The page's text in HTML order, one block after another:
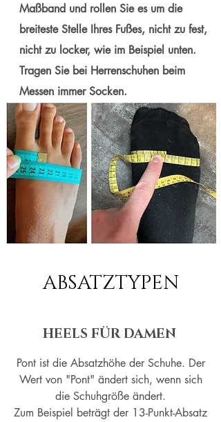
Maßband und rollen Sie es um die
breiteste Stelle Ihres Fußes, nicht zu fest,
nicht zu locker, wie im Beispiel unten.
Tragen Sie bei Herrenschuhen beim
Messen immer Socken.
ABSATZTYPEN
HEELS FÜR DAMEN
Pont ist die Absatzhöhe der Schuhe. Der
Wert von "Pont" ändert sich, wenn sich
die Schuhgröße ändert.
Zum Beispiel beträgt der 13-Punkt-Absatz